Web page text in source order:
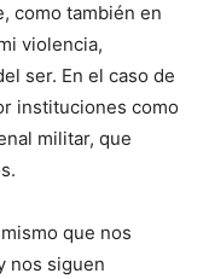
como también en
violencia,
ser. En el caso de
instituciones como
militar, que
que nos
nos siguen